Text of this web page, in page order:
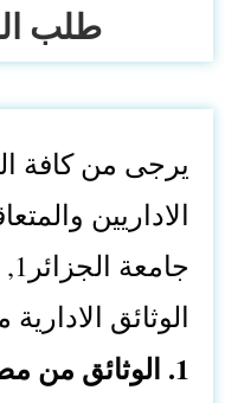
طلب
الوثائق
1. الوثائق من مصلحة المستخدمين